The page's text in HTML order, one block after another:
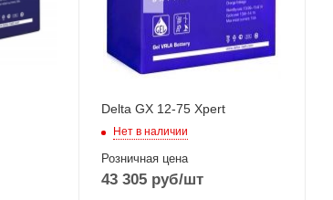
Delta GX 12-75 Xpert
Нет в наличии
Розничная цена
43 305руб/шт